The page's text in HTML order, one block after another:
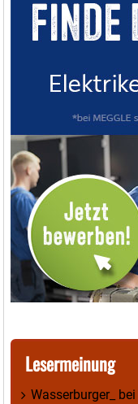
Lesermeinung
Wasserburger_ bei